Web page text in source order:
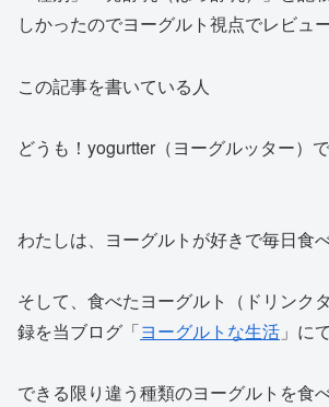
しかったのでヨーグルト視点でレビュー
この記事を書いている人
どうも！yogurtter（ヨーグルッター）で
わたしは、ヨーグルトが好きで毎日食べ
そして、食べたヨーグルト（ドリンク
録を当ブログ「ヨーグルトな生活 」に
できる限り違う種類のヨーグルトを食